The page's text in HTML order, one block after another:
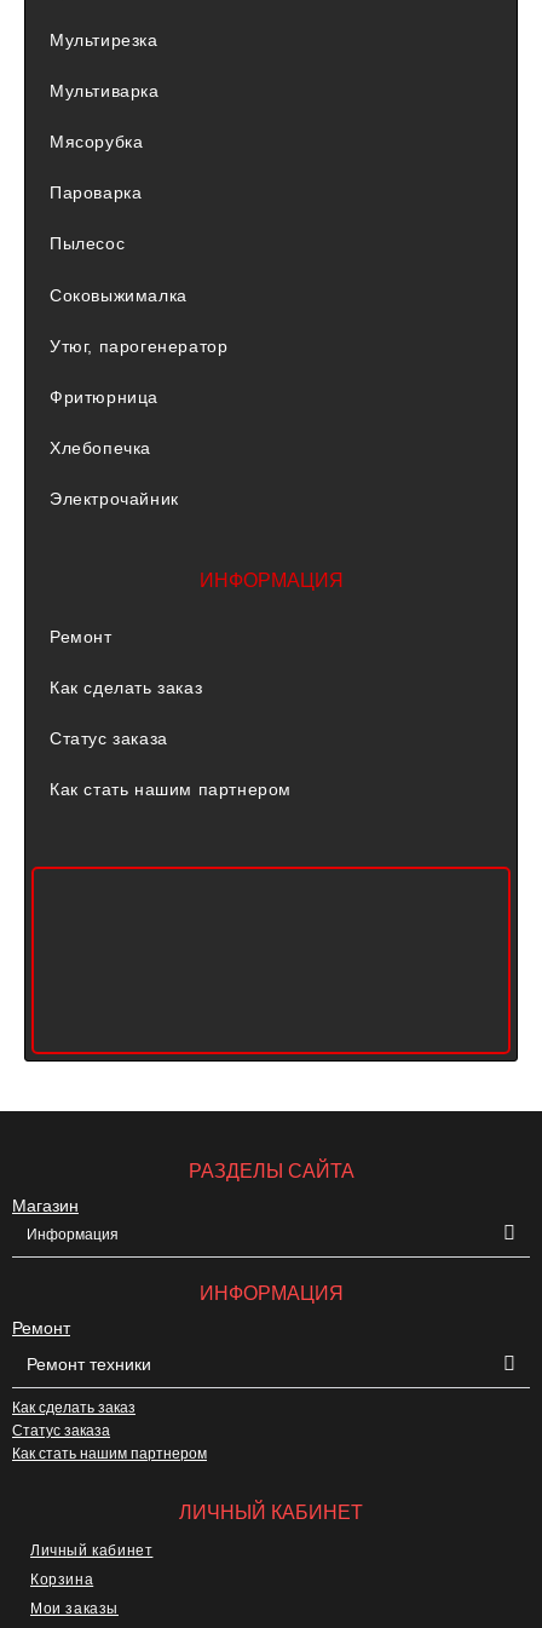
Мультирезка
Мультиварка
Мясорубка
Пароварка
Пылесос
Соковыжималка
Утюг, парогенератор
Фритюрница
Хлебопечка
Электрочайник
ИНФОРМАЦИЯ
Ремонт
Как сделать заказ
Статус заказа
Как стать нашим партнером
РАЗДЕЛЫ САЙТА
Магазин
Информация
ИНФОРМАЦИЯ
Ремонт
Ремонт техники
Как сделать заказ
Статус заказа
Как стать нашим партнером
ЛИЧНЫЙ КАБИНЕТ
Личный кабинет
Корзина
Мои заказы